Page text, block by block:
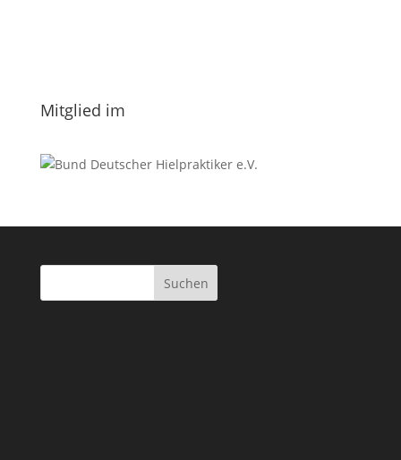
Mitglied im